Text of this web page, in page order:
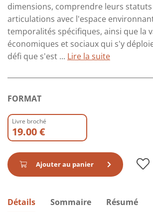
dimensions, comprendre leurs
articulations avec l'espace
temporalités spécifiques, ainsi que la
économiques et sociaux qui s'y
défi que s'est ... Lire la suite
FORMAT
Livre broché
19.00 €
Ajouter au panier
Détails Sommaire Résumé